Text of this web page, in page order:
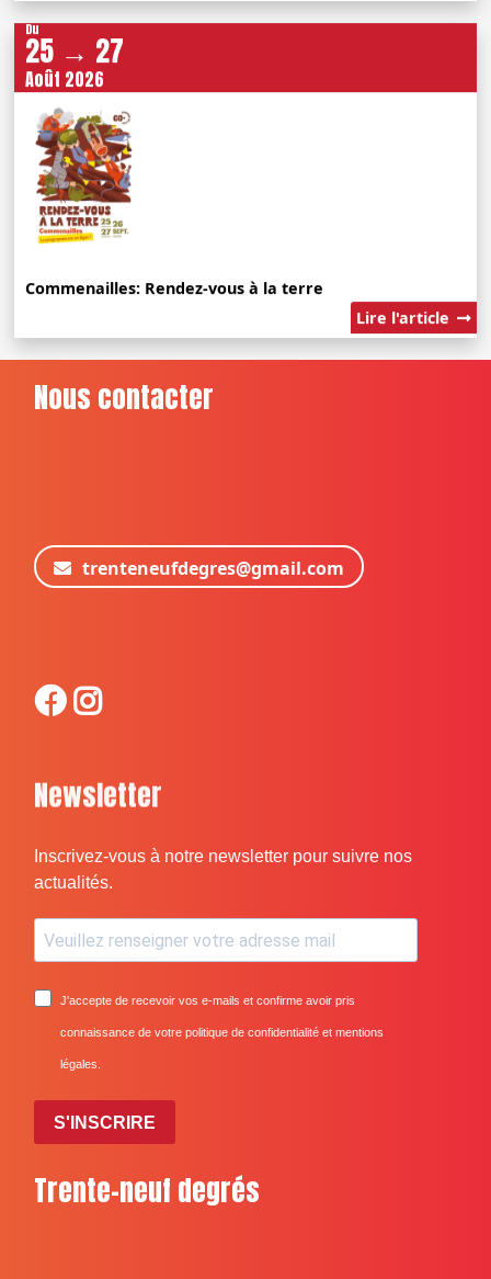
Du
25 → 27
Août 2026
Commenailles: Rendez-vous à la terre
Lire l'article
Nous contacter
trenteneufdegres@gmail.com
Newsletter
Inscrivez-vous à notre newsletter pour suivre nos
actualités.
J'accepte de recevoir vos e-mails et confirme avoir pris
connaissance de votre politique de confidentialité et mentions
légales.
S'INSCRIRE
Trente-neuf degrés